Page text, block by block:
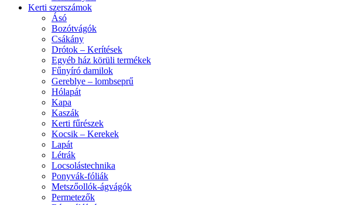
Kerti szerszámok
Ásó
Bozótvágók
Csákány
Drótok – Kerítések
Egyéb ház körüli termékek
Fűnyíró damilok
Gereblye – lombseprű
Hólapát
Kapa
Kaszák
Kerti fűrészek
Kocsik – Kerekek
Lapát
Létrák
Locsolástechnika
Ponyvák-fóliák
Metszőollók-ágvágók
Permetezők